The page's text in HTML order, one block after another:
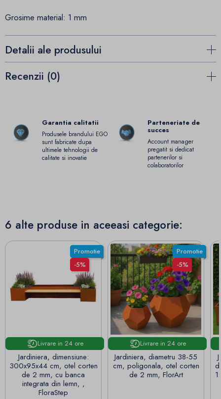
Grosime material: 1 mm
Detalii ale produsului
Recenzii (0)
Garantia calitatii
Produsele brandului EGO
sunt fabricate dupa
ultimele tehnologii de
calitate si inovatie
Parteneriate de
succes
Account manager
pregatit si dedicat
partenerilor si
colaboratorilor
6 alte produse in aceeasi categorie:
Promotie
-5%
Livrare in 24 ore
Jardiniera, dimensiune:
300x95x44 cm, otel corten
de 2 mm, cu banca
integrata din lemn, ,
FloraStep
Promotie
-5%
Livrare in 24 ore
Jardiniera, diametru 38-55
cm, poligonala, otel corten
de 2 mm, FlorArt